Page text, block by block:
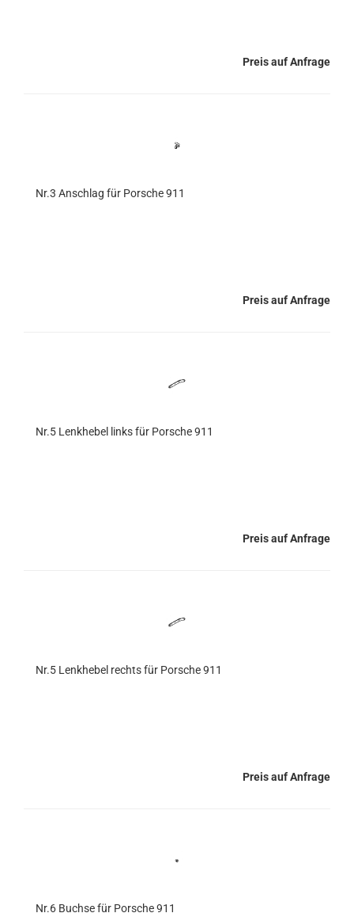
Preis auf Anfrage
Nr.3 Anschlag für Porsche 911
Preis auf Anfrage
Nr.5 Lenkhebel links für Porsche 911
Preis auf Anfrage
Nr.5 Lenkhebel rechts für Porsche 911
Preis auf Anfrage
Nr.6 Buchse für Porsche 911